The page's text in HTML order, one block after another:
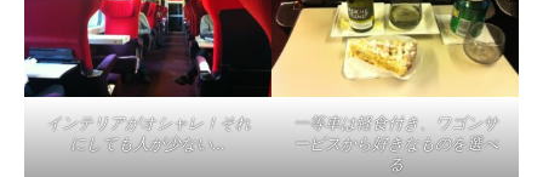
インテリアがオシャレ！それ
にしても人が少ない…
一等車は軽食付き、ワゴンサ
ービスから好きなものを選べ
る